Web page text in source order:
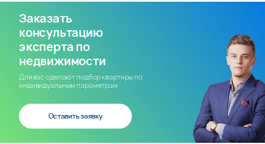
Заказать
консультацию
эксперта по
недвижимости
Для вас сделают подбор квартиры по
индивидуальным параметрам
Оставить заявку